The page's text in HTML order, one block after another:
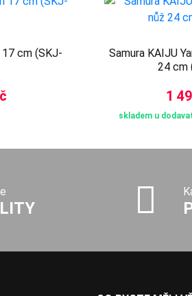
17 cm (SKJ-
Samura KAIJU
24 cm
1
skladem u